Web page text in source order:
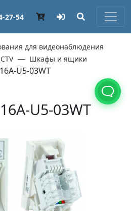
27-54
для видеонаблюдения
Шкафы и ящики
U5-03WT
U5-03WT